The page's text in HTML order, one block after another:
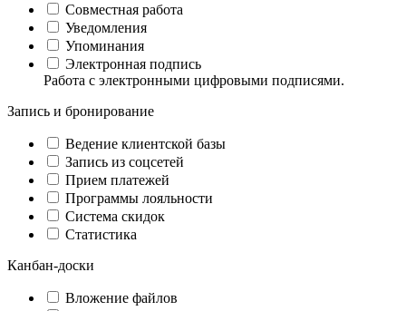
Совместная работа
Уведомления
Упоминания
Электронная подпись
Работа с электронными цифровыми подписями.
Запись и бронирование
Ведение клиентской базы
Запись из соцсетей
Прием платежей
Программы лояльности
Система скидок
Статистика
Канбан-доски
Вложение файлов